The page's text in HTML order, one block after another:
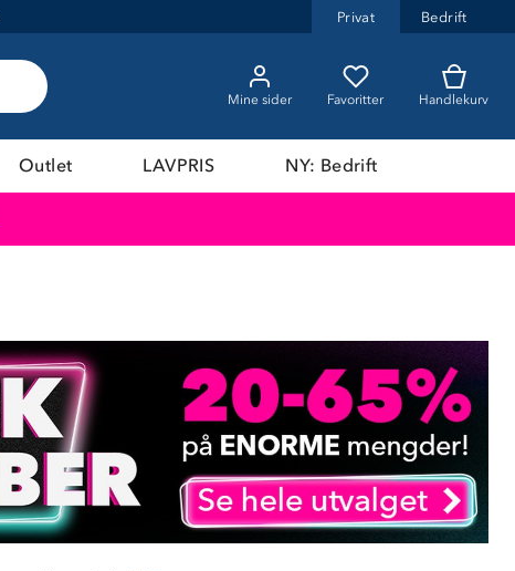
Privat Bedrift
Mine sider Favoritter Handlekurv
Outlet LAVPRIS NY: Bedrift